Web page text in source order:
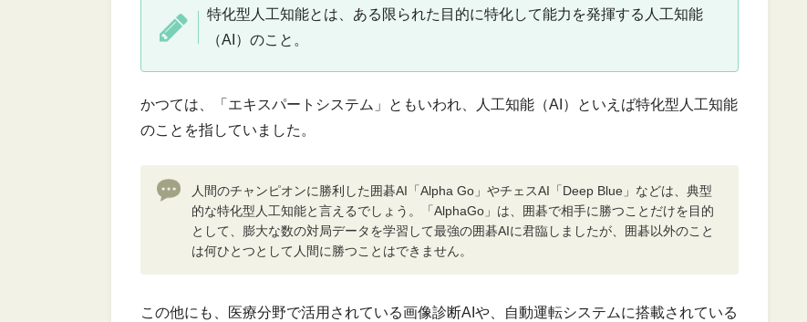
特化型人工知能とは、ある限られた目的に特化して能力を発揮する人工知能
（AI）のこと。
かつては、「エキスパートシステム」ともいわれ、人工知能（AI）といえば特化型人工知能
のことを指していました。
人間のチャンピオンに勝利した囲碁AI「Alpha Go」やチェスAI「Deep Blue」などは、典型
的な特化型人工知能と言えるでしょう。「AlphaGo」は、囲碁で相手に勝つことだけを目的
として、膨大な数の対局データを学習して最強の囲碁AIに君臨しましたが、囲碁以外のこと
は何ひとつとして人間に勝つことはできません。
この他にも、医療分野で活用されている画像診断AIや、自動運転システムに搭載されている